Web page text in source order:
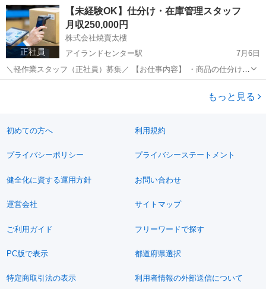
要！入社後に丁寧にお教えします。 【勤務条件】 📍 勤務地...
兵庫 神戸市 アイランドセンター駅 物流 未経験
正社員
【未経験OK】仕分け・在庫管理スタッフ
月収250,000円
株式会社焼賣太樓
アイランドセンター駅
7月6日
＼軽作業スタッフ（正社員）募集／ 【お仕事内容】 ・商品の仕分け・
ピッキング ・梱包・検査作業 ・在庫管理補助 難しいスキルは一切不
要！入社後に丁寧にお教えします。 【勤務条件】 📍 勤務地...もっと見る
初めての方へ 利用規約
プライバシーポリシー プライバシーステートメント
健全化に資する運用方針 お問い合わせ
運営会社 サイトマップ
ご利用ガイド フリーワードで探す
PC版で表示 都道府県選択
特定商取引法の表示 利用者情報の外部送信について